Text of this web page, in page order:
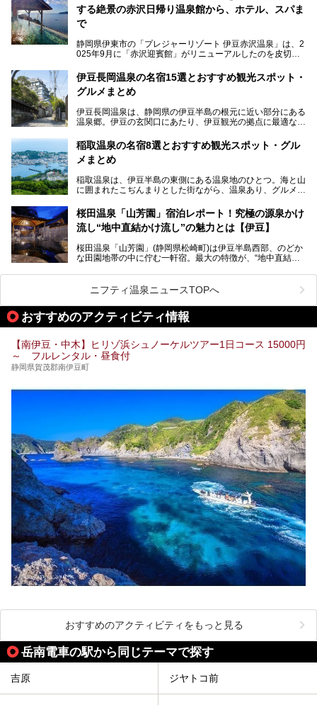
解説します。
する絶景の赤沢日帰り温泉館から、ホテル、スパま
で
静岡県伊東市の「プレジャーリゾート 伊豆赤沢温泉」は、2
025年9月に「赤沢迎賓館」がリニューアルしたのを皮切り
館」、「RED 28 HOTEL」がリニューアル。さらにこのあ
とグランピング施設のGRAX EARTH FIELD（グラックスア
ースフィールド）、大型屋内アミューズメント施設のPLEA
予定。
ャー施設など、現在リニューアルオープンしている施設を中
心に、家族連れでも大人だけでも、おひとりさまでも多彩な
楽しみ方ができる「プレジャーリゾート 伊豆赤沢温泉」を
───
この記事はプレジャーリゾート 伊豆赤沢温泉のPR記事で
す。
伊豆長岡温泉の名宿15選とおすすめ観光スポット・
グルメまとめ
伊豆長岡温泉は、静岡県の伊豆半島の根元に近い部分にある
温泉郷。伊豆の玄関口にあたり、伊豆観光の拠点に最適な立
ちろん日帰りでも楽しめるのが魅力です。
この記事では、伊豆長岡温泉の歴史や魅力、おすすめの宿を
る温泉施設も紹介します！
稲取温泉の名宿8選とおすすめ観光スポット・グル
メまとめ
稲取温泉は、伊豆半島の東側にある温泉地のひとつ。海と山
に囲まれたこぢんまりとした街ながら、温泉あり、グルメあ
京からは約2時間30分、直通電車もありアクセスしやすいの
もうれしいところ。
入れる温泉施設、チェックしたい観光スポットやアクティビ
ティなどを一挙にまとめピックアップ。伊豆稲取温泉を訪れ
桜田温泉「山芳園」宿泊レポート！究極の源泉かけ
流し“地中直結かけ流し”の魅力とは【伊豆】
桜田温泉「山芳園」(静岡県松崎町)は伊豆半島西部、のどか
な田園地帯の中に佇む一軒宿。最大の特徴が、“地中直結か
地下に眠る源泉を加水・加温・消毒無し、さらには途中過程
で空気にも触れさせることなく浴槽まで提供。「究極の源泉
かけ流し」と言っても決して過言ではありません。
今回、桜田温泉「山芳園」の“温泉”を中心に、その魅力を詳
細レポート。また口コミの評判も非常に高い宿であり、客室
や食事も併せて徹底紹介します！
ニフティ温泉ニュースTOPへ
おすすめのアクティビティ情報
【南伊豆・中木】ヒリゾ浜シュノーケルツアー1日コース 15000円
～ フルレンタル・昼食付
静岡県賀茂郡南伊豆町
おすすめのアクティビティをもっと見る
岳南電車の駅から同じテーマで探す
吉原 ジヤトコ前